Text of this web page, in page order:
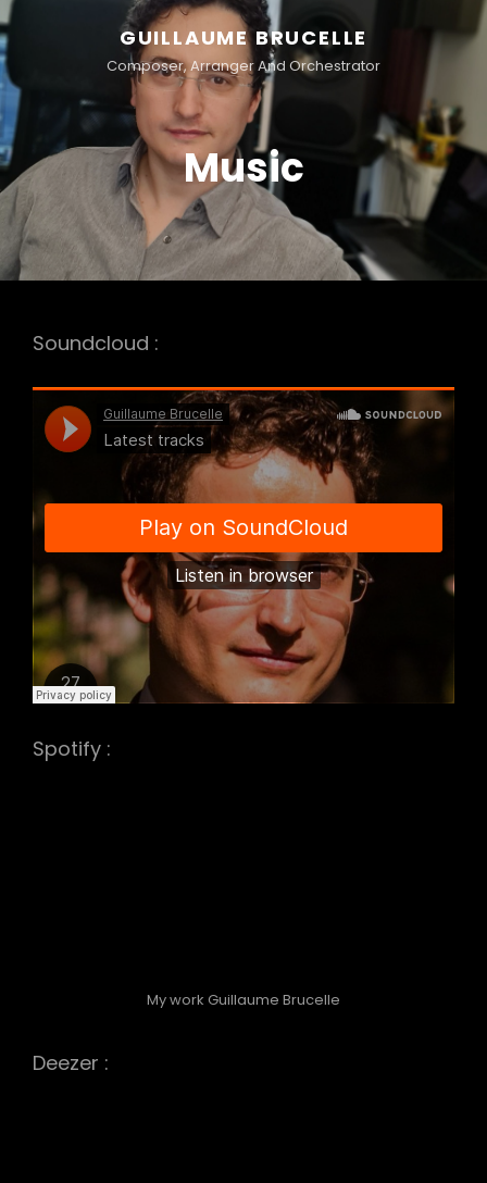
GUILLAUME BRUCELLE
Composer, Arranger And Orchestrator
Music
Soundcloud :
Spotify :
My work Guillaume Brucelle
Deezer :